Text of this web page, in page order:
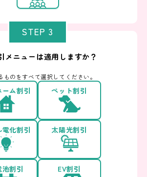
STEP 3
メニューは適用しますか？
ものをすべて選択してください。
ーム割引 ペット割引
化割引 太陽光割引
割引 EV割引